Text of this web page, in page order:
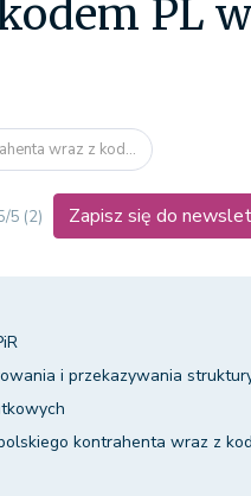
PL w
wraz z kod...
5 (2) Zapisz się do
i przekazywania struktury
kontrahenta wraz z